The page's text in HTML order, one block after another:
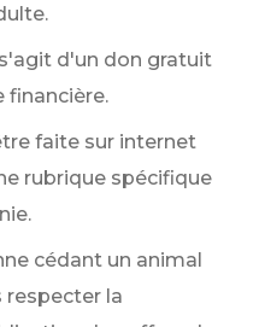
d'un don gratuit
financière.
faite sur internet
rubrique spécifique
cédant un animal
respecter la